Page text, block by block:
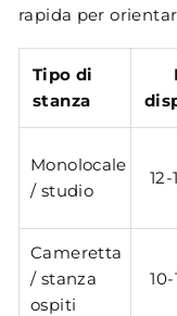
rapida per
Tipo di
stanza
Monolocale
/ studio
Cameretta
/ stanza
ospiti